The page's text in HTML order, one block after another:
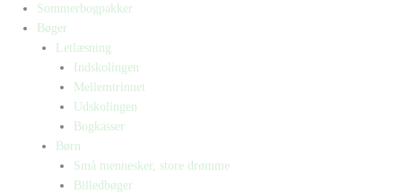
Sommerbogpakker
Bøger
Letlæsning
Indskolingen
Mellemtrinnet
Udskolingen
Bogkasser
Børn
Små mennesker, store drømme
Billedbøger